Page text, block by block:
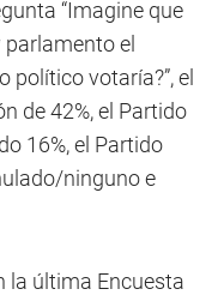
“Imagine que
el
votaría?”, el
de 42%, el Partido
16%, el Partido
ninguno e
la última Encuesta